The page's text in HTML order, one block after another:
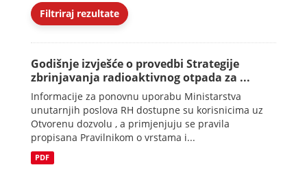
Filtriraj rezultate
Godišnje izvješće o provedbi Strategije
zbrinjavanja radioaktivnog otpada za ...
Informacije za ponovnu uporabu Ministarstva
unutarnjih poslova RH dostupne su korisnicima uz
Otvorenu dozvolu , a primjenjuju se pravila
propisana Pravilnikom o vrstama i...
PDF